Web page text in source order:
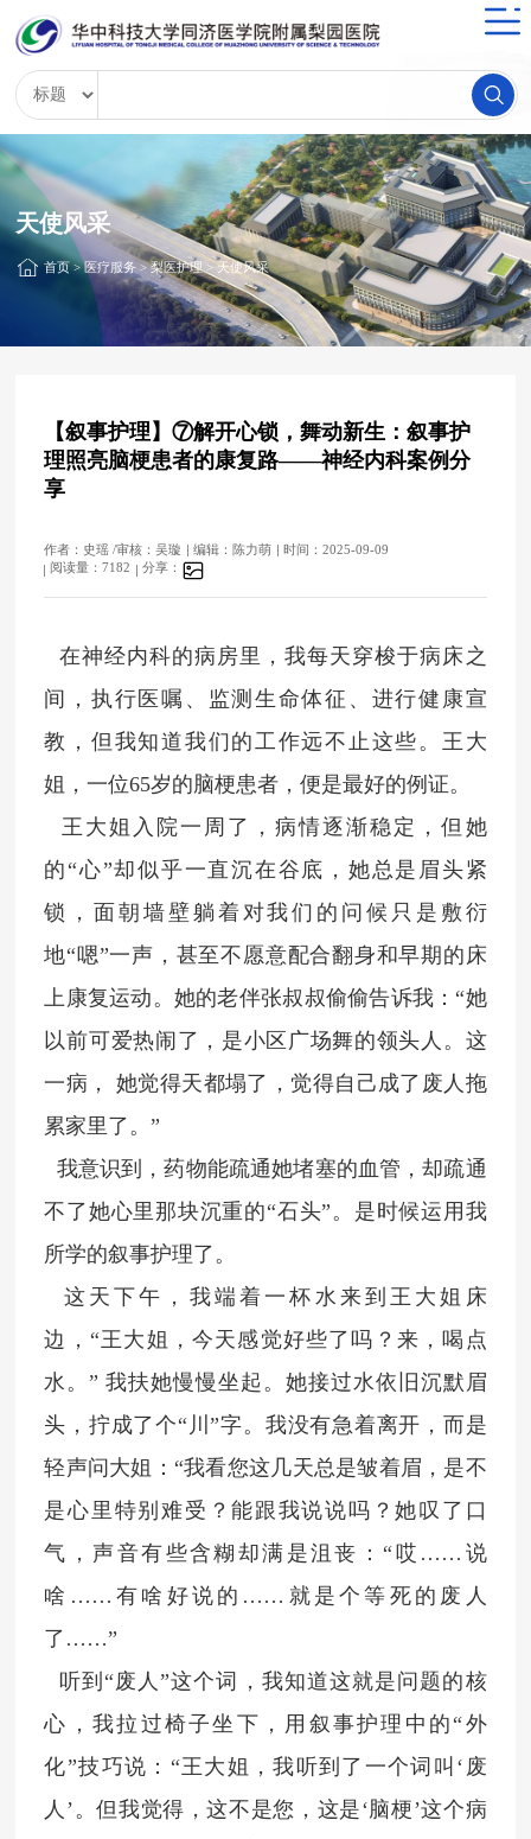
天使风采
首页>医疗服务>梨医护理 > 天使风采
【叙事护理】⑦解开心锁，舞动新生：叙事护
理照亮脑梗患者的康复路——神经内科案例分
享
作者：史瑶 /审核：吴璇 编辑：陈力萌
时间：2025-09-09
阅读量：7182
分享：
在神经内科的病房里，我每天穿梭于病床之
间，执行医嘱、监测生命体征、进行健康宣
教，但我知道我们的工作远不止这些。王大
姐，一位65岁的脑梗患者，便是最好的例证。
王大姐入院一周了，病情逐渐稳定，但她
的“心”却似乎一直沉在谷底，她总是眉头紧
锁，面朝墙壁躺着对我们的问候只是敷衍
地“嗯”一声，甚至不愿意配合翻身和早期的床
上康复运动。她的老伴张叔叔偷偷告诉我：“她
以前可爱热闹了，是小区广场舞的领头人。这
一病，
她觉得天都塌了，觉得自己成了废人拖
累家里了。”
我意识到，药物能疏通她堵塞的血管，却疏通
不了她心里那块沉重的“石头”。是时候运用我
所学的叙事护理了。
这天下午，我端着一杯水来到王大姐床
边，“王大姐，今天感觉好些了吗？来，喝点
水。” 我扶她慢慢坐起。她接过水依旧沉默眉
头，拧成了个“川”字。我没有急着离开，而是
轻声问大姐：“我看您这几天总是皱着眉，是不
是心里特别难受？能跟我说说吗？她叹了口
气，声音有些含糊却满是沮丧：“哎……说
啥……有啥好说的……就是个等死的废人
了……”
听到“废人”这个词，我知道这就是问题的核
心，我拉过椅子坐下，用叙事护理中的“外
化”技巧说：“王大姐，我听到了一个词叫‘废
人’。但我觉得，这不是您，这是‘脑梗’这个病